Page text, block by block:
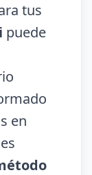
tus
puede
en